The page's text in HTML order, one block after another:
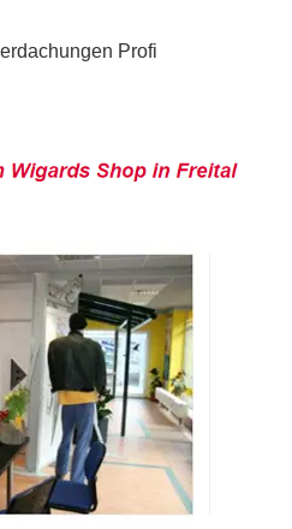
Profi